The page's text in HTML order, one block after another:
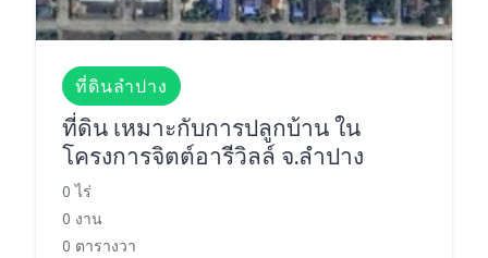
ที่ดินลำปาง
ที่ดิน เหมาะกับการปลูกบ้าน ใน
โครงการจิตต์อารีวิลล์ จ.ลำปาง
0 ไร่
0 งาน
0 ตารางวา